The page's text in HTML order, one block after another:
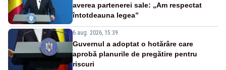
averea partenerei sale: „Am respectat
întotdeauna legea”
6 aug. 2026, 15:39
Guvernul a adoptat o hotărâre care
aprobă planurile de pregătire pentru
riscuri